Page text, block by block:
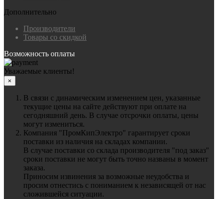
Дополнительно
Производители
Товары со скидкой
Возможность оплаты
Уважаемые клиенты!
×
В связи с динамическим изменением цен, указанные
текущие цены на сайте действуют при оплате на
сегодняшний день. В случае отсрочки оплаты, цены
могут измениться.
Компания "ПромКипЭлектро" гарантирует сроки
поставки из наличия на складах компании.
В случае поставки со склада производителя "под заказ"
сроки поставки не могут быть точно названы в момент
заказа.
Приносим извинения за возможные неудобства и
просим отнестись с пониманием к независящей от нас
сложившейся ситуации.